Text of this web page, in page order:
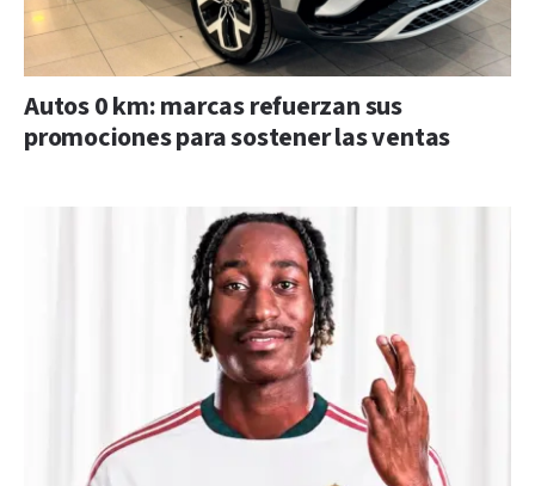
Autos 0 km: marcas refuerzan sus
promociones para sostener las ventas